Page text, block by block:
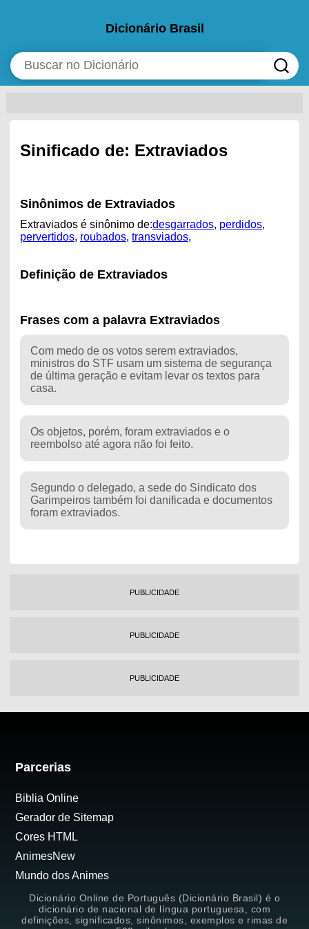
Dicionário Brasil
Sinificado de: Extraviados
Sinônimos de Extraviados
Extraviados é sinônimo de:desgarrados, perdidos,
pervertidos, roubados, transviados,
Definição de Extraviados
Frases com a palavra Extraviados
Com medo de os votos serem extraviados,
ministros do STF usam um sistema de segurança
de última geração e evitam levar os textos para
casa.
Os objetos, porém, foram extraviados e o
reembolso até agora não foi feito.
Segundo o delegado, a sede do Sindicato dos
Garimpeiros também foi danificada e documentos
foram extraviados.
PUBLICIDADE
PUBLICIDADE
PUBLICIDADE
Parcerias
Biblia Online
Gerador de Sitemap
Cores HTML
AnimesNew
Mundo dos Animes
Dicionário Online de Português (Dicionário Brasil) é o
dicionário de nacional de língua portuguesa, com
definições, significados, sinônimos, exemplos e rimas de